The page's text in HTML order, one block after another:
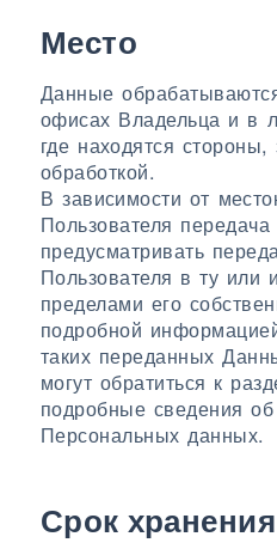
Место
Данные
офисах Владельца и в
где находятся
обработкой.
В зависимости от
Пользователя
предусматривать
Пользователя в ту или
пределами его
подробной
таких переданных
могут обратиться к
подробные сведения
Персональных данных.
Срок хранения